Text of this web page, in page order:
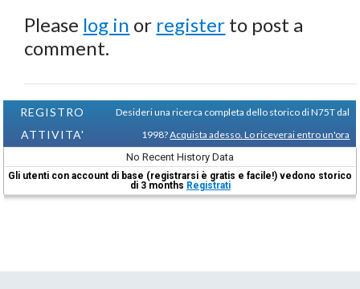
Please log in or register to post a
comment.
REGISTRO
ATTIVITA'
Desideri una ricerca completa dello storico di N75T dal
1998?Acquista adesso. Lo riceverai entro un'ora
No Recent History Data
Gli utenti con account di base (registrarsi è gratis e facile!) vedono storico
di 3 months Registrati